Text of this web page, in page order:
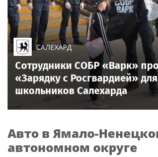
САЛЕХАРД
Сотрудники СОБР «Варк»
«Зарядку с Росгвардией» для
школьников Салехарда
Авто в Ямало-
автономном округе